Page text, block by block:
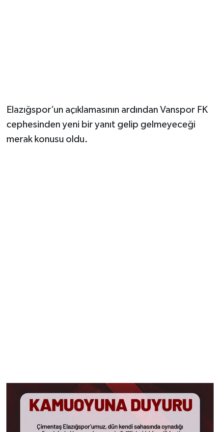
Elazığspor’un açıklamasının ardından Vanspor FK
cephesinden yeni bir yanıt gelip gelmeyeceği
merak konusu oldu.